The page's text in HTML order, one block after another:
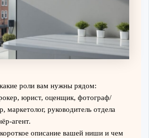
роли вам нужны рядом:
юрист, оценщик, фотограф/
маркетолог, руководитель отдела
агент.
описание вашей ниши и чем